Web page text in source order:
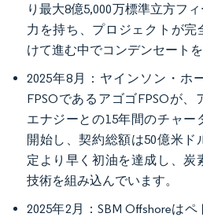
り最大8億5,000万標準立方フ
力を持ち、プロジェクトが完
けて進む中でコンデンセートを
2025年8月：ヤインソン・ホ
FPSOであるアゴゴFPSOが、
エナジーとの15年間のチャー
開始し、契約総額は50億米
定より早く初油を達成し、炭
技術を組み込んでいます。
2025年2月：SBM Offshoreは